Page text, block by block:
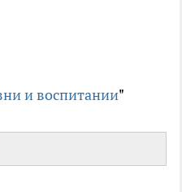
и воспитании"